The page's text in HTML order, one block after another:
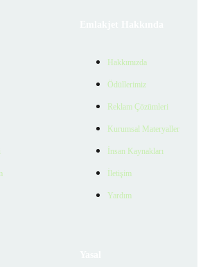
Hakkımızda
Ödüllerimiz
Reklam Çözümleri
Kurumsal Materyaller
İnsan Kaynakları
İletişim
Yardım